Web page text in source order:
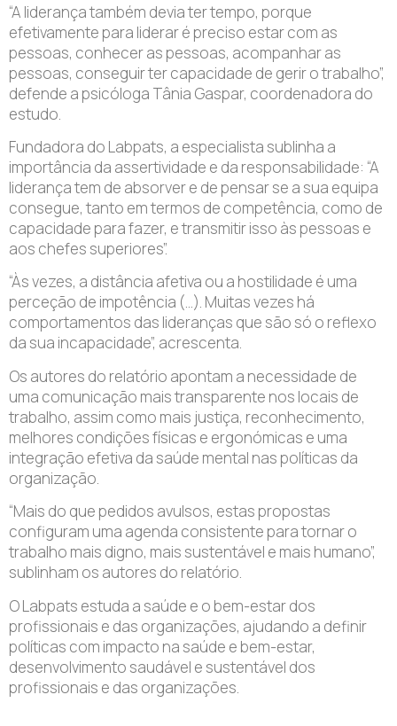
“A liderança também devia ter tempo, porque
efetivamente para liderar é preciso estar com as
pessoas, conhecer as pessoas, acompanhar as
pessoas, conseguir ter capacidade de gerir o trabalho”,
defende a psicóloga Tânia Gaspar, coordenadora do
estudo.
Fundadora do Labpats, a especialista sublinha a
importância da assertividade e da responsabilidade: “A
liderança tem de absorver e de pensar se a sua equipa
consegue, tanto em termos de competência, como de
capacidade para fazer, e transmitir isso às pessoas e
aos chefes superiores”.
“Às vezes, a distância afetiva ou a hostilidade é uma
perceção de impotência (…). Muitas vezes há
comportamentos das lideranças que são só o reflexo
da sua incapacidade”, acrescenta.
Os autores do relatório apontam a necessidade de
uma comunicação mais transparente nos locais de
trabalho, assim como mais justiça, reconhecimento,
melhores condições físicas e ergonómicas e uma
integração efetiva da saúde mental nas políticas da
organização.
“Mais do que pedidos avulsos, estas propostas
configuram uma agenda consistente para tornar o
trabalho mais digno, mais sustentável e mais humano”,
sublinham os autores do relatório.
O Labpats estuda a saúde e o bem-estar dos
profissionais e das organizações, ajudando a definir
políticas com impacto na saúde e bem-estar,
desenvolvimento saudável e sustentável dos
profissionais e das organizações.